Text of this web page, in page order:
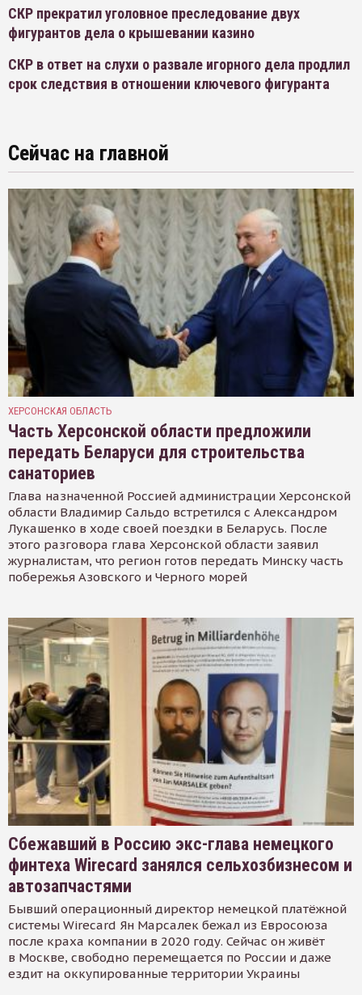
СКР прекратил уголовное преследование двух
фигурантов дела о крышевании казино
СКР в ответ на слухи о развале игорного дела продлил
срок следствия в отношении ключевого фигуранта
Сейчас на главной
ХЕРСОНСКАЯ ОБЛАСТЬ
Часть Херсонской области предложили
передать Беларуси для строительства
санаториев
Глава назначенной Россией администрации Херсонской
области Владимир Сальдо встретился с Александром
Лукашенко в ходе своей поездки в Беларусь. После
этого разговора глава Херсонской области заявил
журналистам, что регион готов передать Минску часть
побережья Азовского и Черного морей
Сбежавший в Россию экс-глава немецкого
финтеха Wirecard занялся сельхозбизнесом и
автозапчастями
Бывший операционный директор немецкой платёжной
системы Wirecard Ян Марсалек бежал из Евросоюза
после краха компании в 2020 году. Сейчас он живёт
в Москве, свободно перемещается по России и даже
ездит на оккупированные территории Украины